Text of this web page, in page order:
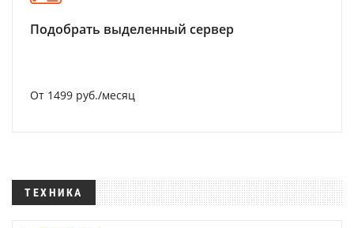
Подобрать выделенный сервер
От 1499 руб./месяц
ТЕХНИКА